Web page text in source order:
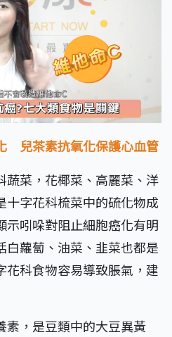
兒茶素抗氧化保護心血管
蔬菜，花椰菜、高麗菜、洋
十字花科梳菜中的硫化物成
示吲哚對阻止細胞癌化有明
白蘿蔔、油菜、韭菜也都是
花科食物容易導致脹氣，建
素，是豆類中的大豆異黃